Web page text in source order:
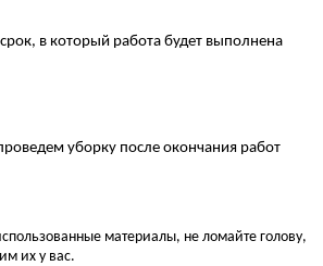
в который работа будет выполнена
уборку после окончания работ
материалы, не ломайте голову,
их у вас.